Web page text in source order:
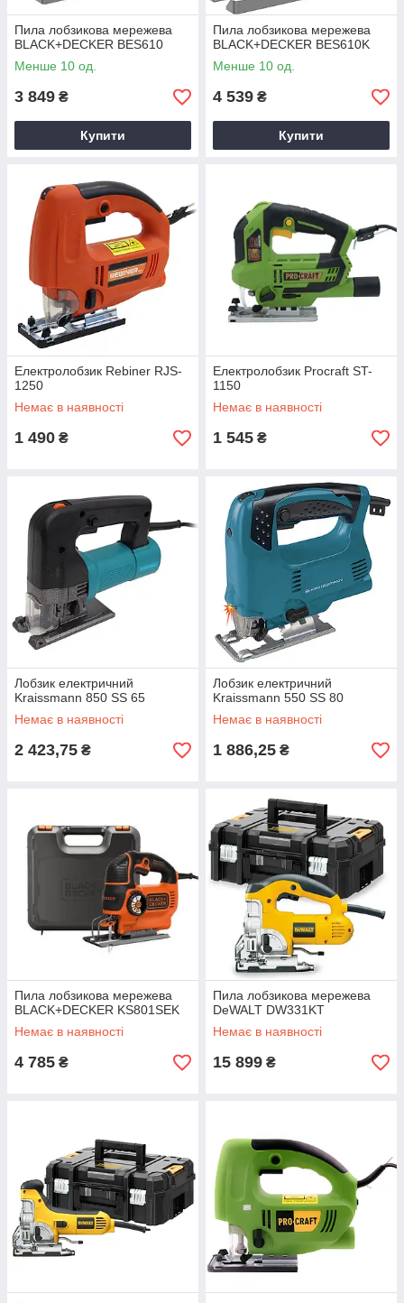
Пила лобзикова мережева
BLACK+DECKER BES610
Менше 10 од.
3 849 ₴
Купити
Пила лобзикова мережева
BLACK+DECKER BES610K
Менше 10 од.
4 539 ₴
Купити
Електролобзик Rebiner RJS-
1250
Немає в наявності
1 490 ₴
Електролобзик Procraft ST-
1150
Немає в наявності
1 545 ₴
Лобзик електричний
Kraissmann 850 SS 65
Немає в наявності
2 423,75 ₴
Лобзик електричний
Kraissmann 550 SS 80
Немає в наявності
1 886,25 ₴
Пила лобзикова мережева
BLACK+DECKER KS801SEK
Немає в наявності
4 785 ₴
Пила лобзикова мережева
DeWALT DW331KT
Немає в наявності
15 899 ₴